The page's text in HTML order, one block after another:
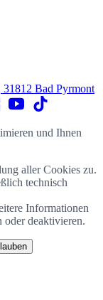
31812 Bad Pyrmont
und Ihnen
aller Cookies zu.
technisch
Informationen
oder deaktivieren.